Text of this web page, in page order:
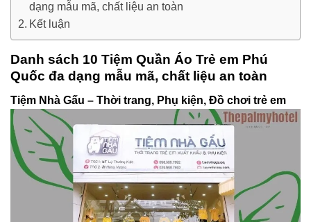
dạng mẫu mã, chất liệu an toàn
Kết luận
Danh sách 10 Tiệm Quần Áo Trẻ em Phú
Quốc đa dạng mẫu mã, chất liệu an toàn
Tiệm Nhà Gấu – Thời trang, Phụ kiện, Đồ chơi trẻ em